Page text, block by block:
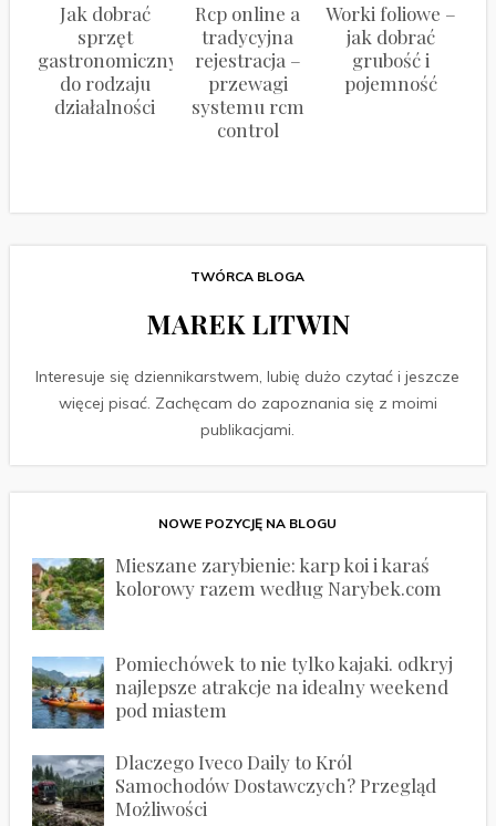
Jak dobrać
sprzęt
gastronomiczny
do rodzaju
działalności
Rcp online a
tradycyjna
rejestracja –
przewagi
systemu rcm
control
Worki foliowe –
jak dobrać
grubość i
pojemność
TWÓRCA BLOGA
MAREK LITWIN
Interesuje się dziennikarstwem, lubię dużo czytać i jeszcze
więcej pisać. Zachęcam do zapoznania się z moimi
publikacjami.
NOWE POZYCJĘ NA BLOGU
Mieszane zarybienie: karp koi i karaś
kolorowy razem według Narybek.com
Pomiechówek to nie tylko kajaki. odkryj
najlepsze atrakcje na idealny weekend
pod miastem
Dlaczego Iveco Daily to Król
Samochodów Dostawczych? Przegląd
Możliwości